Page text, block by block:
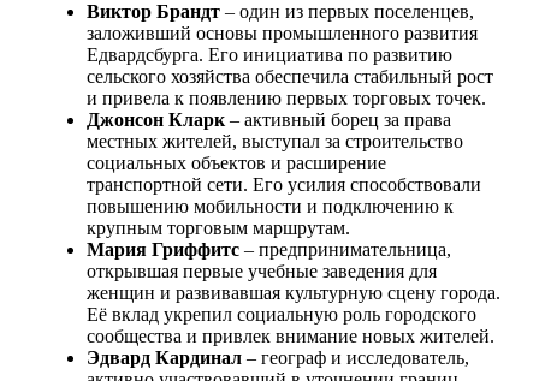
Виктор Брандт – один из первых поселенцев,
заложивший основы промышленного развития
Едвардсбурга. Его инициатива по развитию
сельского хозяйства обеспечила стабильный рост
и привела к появлению первых торговых точек.
Джонсон Кларк– активный борец за права
местных жителей, выступал за строительство
социальных объектов и расширение
транспортной сети. Его усилия способствовали
повышению мобильности и подключению к
крупным торговым маршрутам.
Мария Гриффитс – предпринимательница,
открывшая первые учебные заведения для
женщин и развивавшая культурную сцену города.
Её вклад укрепил социальную роль городского
сообщества и привлек внимание новых жителей.
Эдвард Кардинал – географ и исследователь,